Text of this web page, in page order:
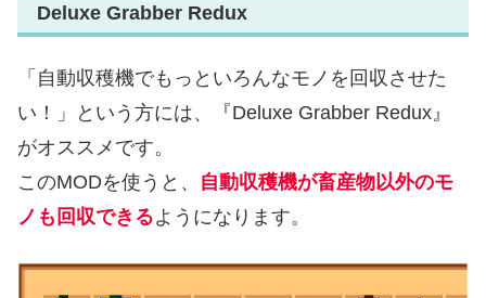
Deluxe Grabber Redux
「自動収穫機でもっといろんなモノを回収させた
い！」という方には、『Deluxe Grabber Redux』
がオススメです。
このMODを使うと、 自動収穫機が畜産物以外のモ
ノも回収できるようになります。